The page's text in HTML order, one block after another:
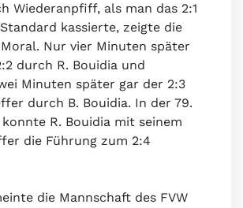
Wiederanpfiff, als man das 2:1
kassierte, zeigte die
Nur vier Minuten später
durch R. Bouidia und
Minuten später gar der 2:3
durch B. Bouidia. In der 79.
R. Bouidia mit seinem
die Führung zum 2:4
die Mannschaft des FVW